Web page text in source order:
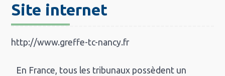
Site internet
http://www.greffe-tc-nancy.fr
En France, tous les tribunaux possèdent un